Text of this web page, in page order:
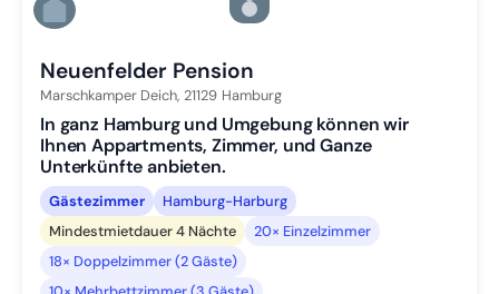
Zu Slide 5 wechseln
Zu Slide 6 wechseln
Neuenfelder Pension
Marschkamper Deich, 21129 Hamburg
In ganz Hamburg und Umgebung können wir
Ihnen Appartments, Zimmer, und Ganze
Unterkünfte anbieten.
Gästezimmer
Hamburg-Harburg
Mindestmietdauer 4 Nächte
20× Einzelzimmer
18× Doppelzimmer (2 Gäste)